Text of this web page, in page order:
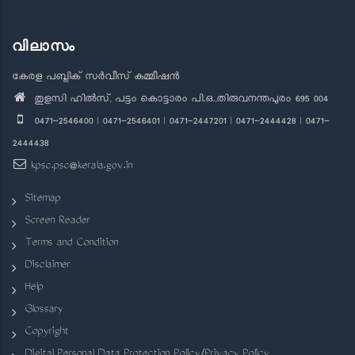
വിലാസം
കേരള പബ്ലിക് സർവീസ് കമ്മീഷൻ
തുളസി ഹിൽസ്, പട്ടം കൊട്ടാരം പി.ഒ.,തിരുവനന്തപുരം 695 004
0471-2546400 | 0471-2546401 | 0471-2447201 | 0471-2444428 | 0471-
2444438
kpsc.psc@kerala.gov.in
Sitemap
Screen Reader
Terms and Condition
Disclaimer
Help
Glossary
Copyright